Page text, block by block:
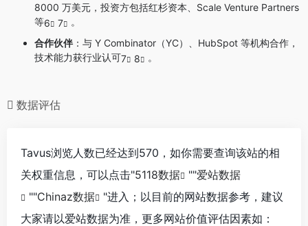
8000 万美元，投资方包括红杉资本、Scale Venture Partners
等6 7
。
合作伙伴：与 Y Combinator（YC）、HubSpot 等机构合作，
技术能力获行业认可7 8 。
数据评估
Tavus浏览人数已经达到570，如你需要查询该站的相
关权重信息，可以点击"5118数据 ""爱站数据
""Chinaz数据
"进入；以目前的网站数据参考，建议
大家请以爱站数据为准，更多网站价值评估因素如：